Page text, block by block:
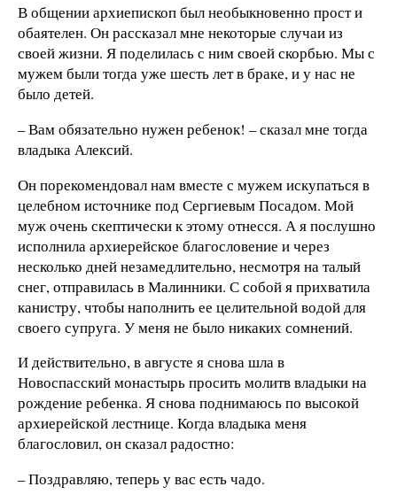
В общении архиепископ был необыкновенно прост и
обаятелен. Он рассказал мне некоторые случаи из
своей жизни. Я поделилась с ним своей скорбью. Мы с
мужем были тогда уже шесть лет в браке, и у нас не
было детей.
– Вам обязательно нужен ребенок! – сказал мне тогда
владыка Алексий.
Он порекомендовал нам вместе с мужем искупаться в
целебном источнике под Сергиевым Посадом. Мой
муж очень скептически к этому отнесся. А я послушно
исполнила архиерейское благословение и через
несколько дней незамедлительно, несмотря на талый
снег, отправилась в Малинники. С собой я прихватила
канистру, чтобы наполнить ее целительной водой для
своего супруга. У меня не было никаких сомнений.
И действительно, в августе я снова шла в
Новоспасский монастырь просить молитв владыки на
рождение ребенка. Я снова поднимаюсь по высокой
архиерейской лестнице. Когда владыка меня
благословил, он сказал радостно:
– Поздравляю, теперь у вас есть чадо.